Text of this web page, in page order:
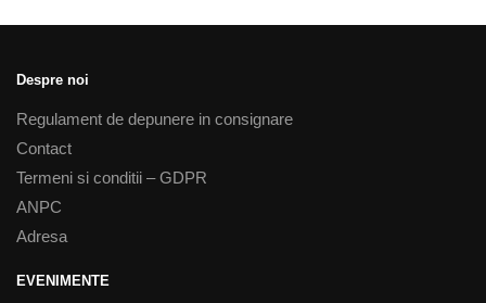
Despre noi
Regulament de depunere in consignare
Contact
Termeni si conditii – GDPR
ANPC
Adresa
EVENIMENTE